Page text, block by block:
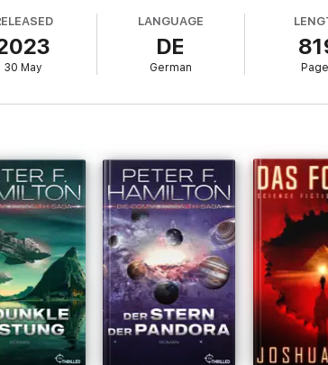
gute Unterhaltung.
30 May
LANGUAGE
DE
German